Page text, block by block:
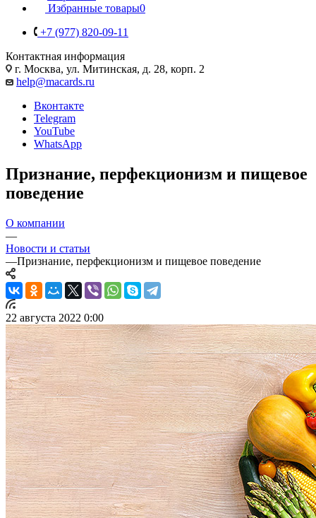
Избранные товары0
+7 (977) 820-09-11
Контактная информация
г. Москва, ул. Митинская, д. 28, корп. 2
help@macards.ru
Вконтакте
Telegram
YouTube
WhatsApp
Признание, перфекционизм и пищевое
поведение
О компании
—
Новости и статьи
—Признание, перфекционизм и пищевое поведение
22 августа 2022 0:00